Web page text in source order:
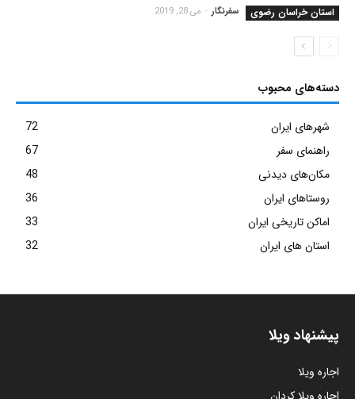
استان خراسان رضوی سفرنگار - می 28, 2019
دسته‌های محبوب
شهرهای ایران
72
راهنمای سفر
67
مکان‌های دیدنی
48
روستاهای ایران
36
اماکن تاریخی ایران
33
استان های ایران
32
پیشنهاد ویلا
اجاره ویلا